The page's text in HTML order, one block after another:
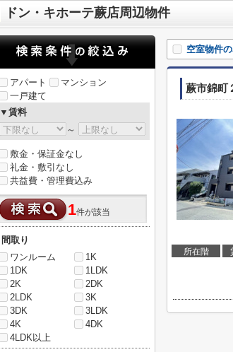
ドン・キホーテ蕨店周辺物件
空室物件
蕨市錦町
所在階
アパート
マンション
一戸建て
▼賃料
～
敷金・保証金なし
礼金・敷引なし
共益費・管理費込み
1件が該当
間取り
ワンルーム
1K
1DK
1LDK
2K
2DK
2LDK
3K
3DK
3LDK
4K
4DK
4LDK以上